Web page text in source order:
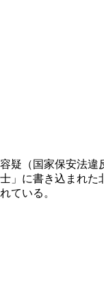
疑（国家保安法
に書き込まれ
ている。